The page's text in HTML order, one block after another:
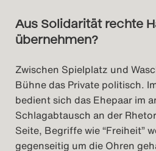
Aus Solidarität rechte
übernehmen?
Zwischen Spielplatz und
Bühne das Private politisch.
bedient sich das Ehepaar im
Schlagabtausch an der
Seite, Begriffe wie “Freiheit”
gegenseitig um die Ohren